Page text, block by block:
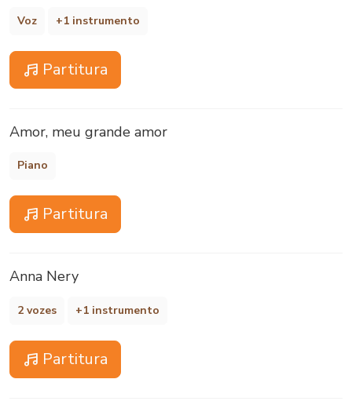
Voz +1 instrumento
Partitura
Amor, meu grande amor
Piano
Partitura
Anna Nery
2 vozes +1 instrumento
Partitura